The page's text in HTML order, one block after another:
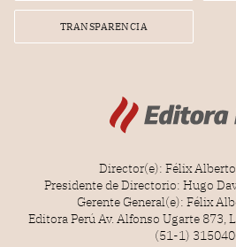
TRANSPARENCIA
Director(e): Félix
Presidente de Directorio: Hugo
Gerente General(e): Félix
Editora Perú Av. Alfonso Ugarte 873,
(51-1)